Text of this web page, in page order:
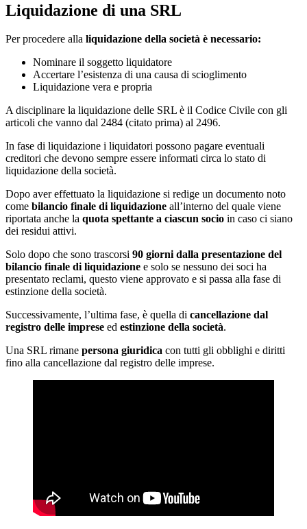
Liquidazione di una SRL
Per procedere alla liquidazione della società è necessario:
Nominare il soggetto liquidatore
Accertare l’esistenza di una causa di scioglimento
Liquidazione vera e propria
A disciplinare la liquidazione delle SRL è il Codice Civile con gli
articoli che vanno dal 2484 (citato prima) al 2496.
In fase di liquidazione i liquidatori possono pagare eventuali
creditori che devono sempre essere informati circa lo stato di
liquidazione della società.
Dopo aver effettuato la liquidazione si redige un documento noto
come bilancio finale di liquidazione all’interno del quale viene
riportata anche la quota spettante a ciascun socio in caso ci siano
dei residui attivi.
Solo dopo che sono trascorsi 90 giorni dalla presentazione del
bilancio finale di liquidazione e solo se nessuno dei soci ha
presentato reclami, questo viene approvato e si passa alla fase di
estinzione della società.
Successivamente, l’ultima fase, è quella di cancellazione dal
registro delle imprese ed estinzione della società.
Una SRL rimane persona giuridica con tutti gli obblighi e diritti
fino alla cancellazione dal registro delle imprese.